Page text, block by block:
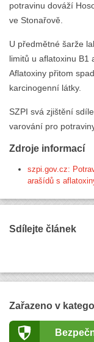
potravinu dováží
ve Stonařově.
U předmětné šarže
limitů u aflatoxinu B1
Aflatoxiny přitom
karcinogenní látky.
SZPI svá zjištění
varování pro
Zdroje informací
szpi.gov.cz:
arašídů s
Sdílejte článek
Zařazeno v